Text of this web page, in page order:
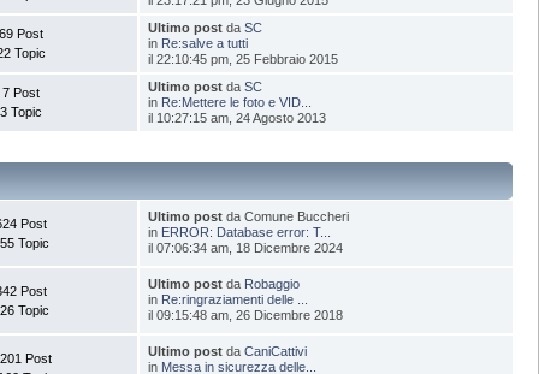
69 Post
Topic
Ultimo post daSC
in Re:salve a tutti
il 22:10:45 pm, 25 Febbraio 2015
7 Post
3 Topic
Ultimo post daSC
in Re:Mettere le foto e VID...
il 10:27:15 am, 24 Agosto 2013
Post
Topic
Ultimo post da Comune Buccheri
in ERROR: Database error: T...
il 07:06:34 am, 18 Dicembre 2024
Post
Topic
Ultimo post da Robaggio
in Re:ringraziamenti delle ...
il 09:15:48 am, 26 Dicembre 2018
Post
Ultimo post daCaniCattivi
in Messa in sicurezza delle...